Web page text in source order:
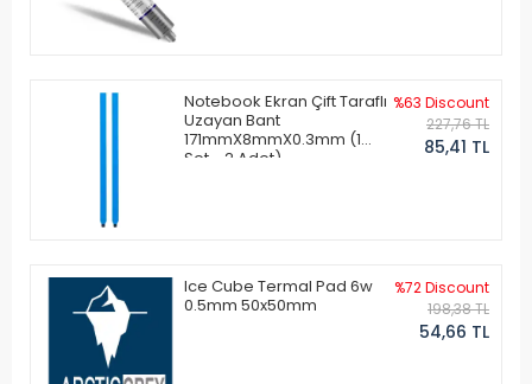
Notebook Ekran Çift Taraflı
Uzayan Bant
171mmX8mmX0.3mm (1
Set - 2 Adet)
%63 Discount
227,76 TL
85,41 TL
Ice Cube Termal Pad 6w
0.5mm 50x50mm
%72 Discount
198,38 TL
54,66 TL